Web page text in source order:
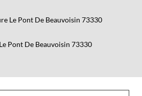
Le Pont De Beauvoisin 73330
Pont De Beauvoisin 73330